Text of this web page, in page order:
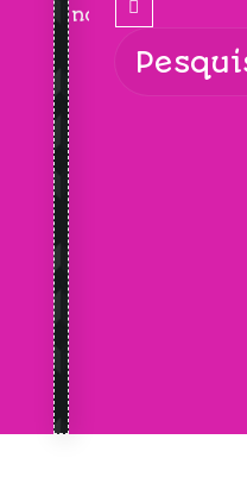
novidades!